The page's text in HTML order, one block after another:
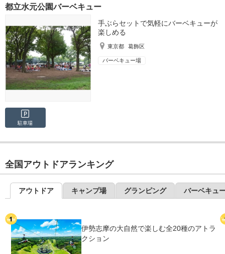
都立水元公園バーベキュー
手ぶらセットで気軽にバーベキューが
楽しめる
東京都 葛飾区
バーベキュー場
駐車場
全国アウトドアランキング
アウトドア キャンプ場 グランピング バーベキュ
伊勢志摩の大自然で楽しむ全20種のアトラ
クション